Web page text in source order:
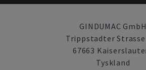
GINDUMAC GmbH
Trippstadter Strasse
67663
Tyskland